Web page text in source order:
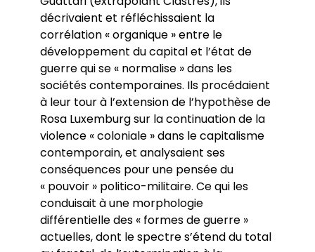
décrivaient et réfléchissaient la
corrélation « organique » entre le
développement du capital et l’état de
guerre qui se « normalise » dans les
sociétés contemporaines. Ils procédaient
à leur tour à l’extension de l’hypothèse de
Rosa Luxemburg sur la continuation de la
violence « coloniale » dans le capitalisme
contemporain, et analysaient ses
conséquences pour une pensée du
« pouvoir » politico-militaire. Ce qui les
conduisait à une morphologie
différentielle des « formes de guerre »
actuelles, dont le spectre s’étend du total